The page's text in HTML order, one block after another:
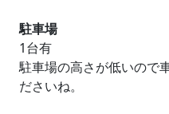
駐車場
1台有
駐車場の高さが低いので
ださいね。